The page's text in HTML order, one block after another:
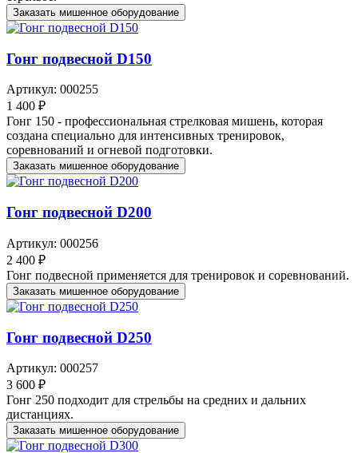
Заказать мишенное оборудование
Гонг подвесной D150
Артикул: 000255
1 400 ₽
Гонг 150 - профессиональная стрелковая мишень, которая
создана специально для интенсивных тренировок,
соревнований и огневой подготовки.
Заказать мишенное оборудование
Гонг подвесной D200
Артикул: 000256
2 400 ₽
Гонг подвесной применяется для тренировок и соревнований.
Заказать мишенное оборудование
Гонг подвесной D250
Артикул: 000257
3 600 ₽
Гонг 250 подходит для стрельбы на средних и дальних
дистанциях.
Заказать мишенное оборудование